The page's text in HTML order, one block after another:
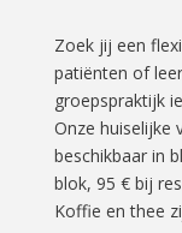
Zoek jij een
patiënten of
groepspraktijk
Onze huiselijke
beschikbaar in
blok, 95 € bij
Koffie en thee